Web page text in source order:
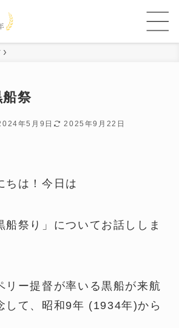
船祭
年5月9日 2025年9月22日
ちは！今日は
船祭り」についてお話ししま
リー提督が率いる黒船が来航
して、昭和9年 (1934年)から